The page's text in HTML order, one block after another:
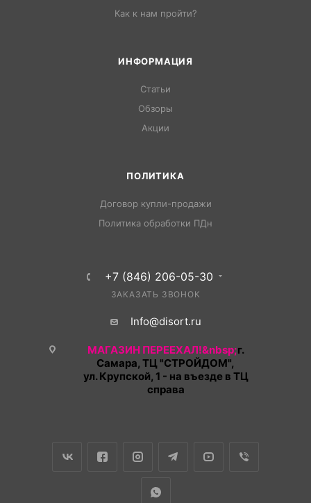
Как к нам пройти?
ИНФОРМАЦИЯ
Статьи
Обзоры
Акции
ПОЛИТИКА
Договор купли-продажи
Политика обработки ПДн
+7 (846) 206-05-30
ЗАКАЗАТЬ ЗВОНОК
Info@disort.ru
МАГАЗИН ПЕРЕЕХАЛ!&nbsp;г.
Самара, ТЦ "СТРОЙДОМ",
ул. Крупской, 1 - на въезде в ТЦ
справа